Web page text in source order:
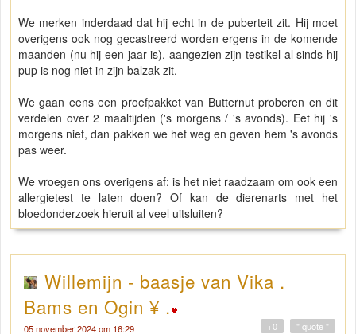
We merken inderdaad dat hij echt in de puberteit zit. Hij moet
overigens ook nog gecastreerd worden ergens in de komende
maanden (nu hij een jaar is), aangezien zijn testikel al sinds hij
pup is nog niet in zijn balzak zit.
We gaan eens een proefpakket van Butternut proberen en dit
verdelen over 2 maaltijden ('s morgens / 's avonds). Eet hij 's
morgens niet, dan pakken we het weg en geven hem 's avonds
pas weer.
We vroegen ons overigens af: is het niet raadzaam om ook een
allergietest te laten doen? Of kan de dierenarts met het
bloedonderzoek hieruit al veel uitsluiten?
Willemijn - baasje van Vika .
Bams en Ogin ¥ .
05 november 2024 om 16:29 " quote "
+0